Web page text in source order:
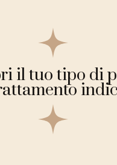
il tuo tipo di